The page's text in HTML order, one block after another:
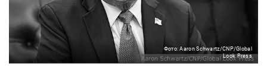
Фото: Aaron Schwartz/CNP/Global
Look Press